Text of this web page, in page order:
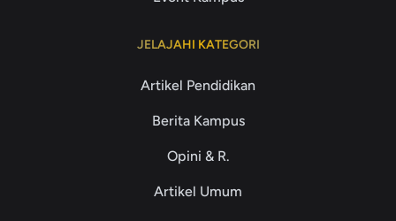
JELAJAHI KATEGORI
Artikel Pendidikan
Berita Kampus
Opini & R.
Artikel Umum